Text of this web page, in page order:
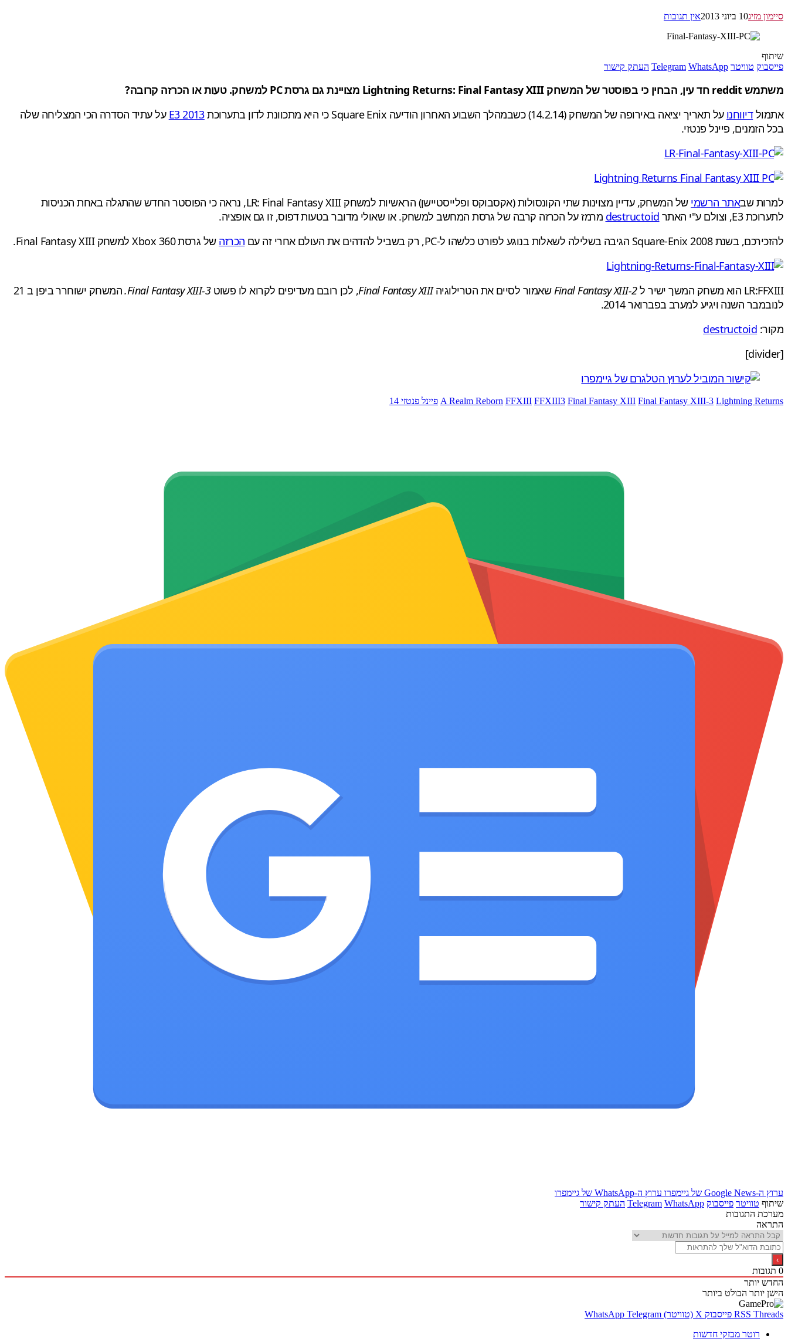
סיימון מזיג10 ביוני 2013 אין תגובות
שיתוף
פייסבוק טוויטר Telegram WhatsApp העתק קישור
משתמש reddit חד עין, הבחין כי בפוסטר של המשחק Lightning Returns: Final Fantasy XIII מצויינת גם גרסת PC למשחק. טעות או הכרזה קרובה?
אתמולדיווחנו על תאריך יציאה באירופה של המשחק (14.2.14) כשבמהלך השבוע האחרון הודיעה Square Enix כי היא מתכוונת לדון בתערוכת E3 2013 על עתיד הסדרה הכי המצליחה שלה
בכל הזמנים, פיינל פנטזי.
למרות שבאתר הרשמי
של המשחק, עדיין מצוינות שתי הקונסולות (אקסבוקס ופלייסטיישן) הראשיות למשחק LR: Final Fantasy XIII, נראה כי הפוסטר החדש שהתגלה באחת הכניסות
לתערוכת E3, וצולם ע"י האתר
destructoid מרמז על הכרזה קרבה של גרסת המחשב למשחק. או שאולי מדובר בטעות דפוס, זו גם אופציה.
להזכירכם, בשנת 2008 Square-Enix הגיבה בשלילה לשאלות בנוגע לפורט כלשהו ל-PC, רק בשביל להדהים את העולם אחרי זה עם
הכרזה של גרסת Xbox 360 למשחק Final Fantasy XIII.
LR:FFXIII הוא משחק המשך ישיר ל Final Fantasy XIII-2שאמור לסיים את הטרילוגיהFinal Fantasy XIII, לכן רובם מעדיפים לקרוא לו פשוטFinal Fantasy XIII-3.
המשחק ישוחרר ביפן ב 21
לנובמבר השנה ויגיע למערב בפברואר 2014.
מקור: destructoid
[divider]
A Realm Reborn FFXIII FFXIII3 Final Fantasy XIII Final Fantasy XIII-3 Lightning Returns פיינל פנטזי 14
ערוץ ה-Google News של גיימפרו
ערוץ ה-WhatsApp של גיימפרו
שיתוף טוויטר פייסבוק Telegram WhatsApp
העתק קישור
מערכת התגובות
התראה
0 תגובות
החדש יותר
הישן יותר הבולט ביותר
RSS Threads פייסבוק X (טוויטר) WhatsApp Telegram
רוטר מבזקי חדשות